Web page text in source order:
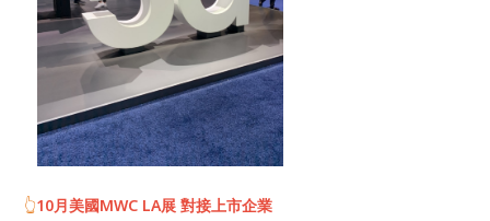
👆10月美國MWC LA展 對接上市企業